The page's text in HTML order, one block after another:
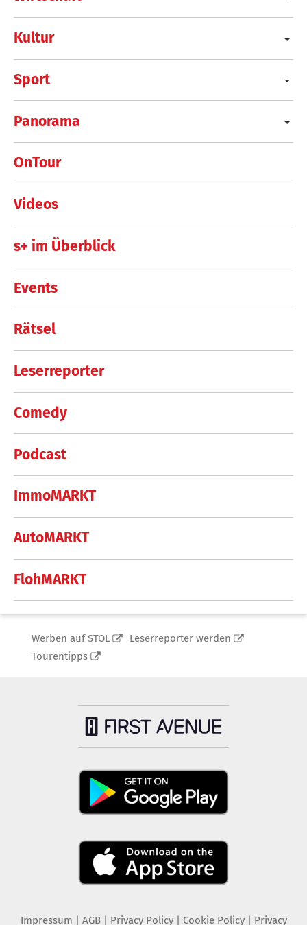
Kultur
Sport
Panorama
OnTour
Videos
s+ im Überblick
Events
Rätsel
Leserreporter
Comedy
Podcast
ImmoMARKT
AutoMARKT
FlohMARKT
Werben auf STOL
Leserreporter werden
Tourentipps
Impressum AGB Privacy Policy| Cookie Policy| Privacy